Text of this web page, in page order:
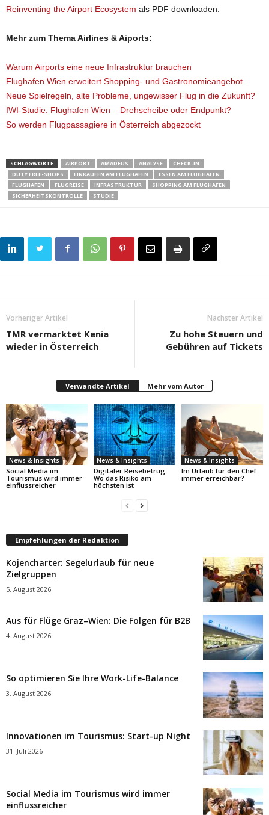
Reinventing the Airport Ecosystem als PDF downloaden.
Mehr zum Thema Airlines & Aiports:
Warum Airports eine neue Infrastruktur brauchen
Flughafen Wien erweitert Shopping- und Gastronomieangebot
Neue Spielregeln, alte Probleme, ungewisser Flug in die Zukunft?
IWI-Studie: Flughafen Wien – Drehscheibe oder Endpunkt?
So werden Flugpassagiere in Österreich abgezockt
SCHLAGWORTE AIRPORT AMADEUS ANALYSE
CHECK-IN
DUTY FREE-SHOPS
EINKAUFEN AM FLUGHAFEN
ESSEN AM FLUGHAFEN
FLUGHAFEN
FLUGREISE INFRASTRUKTUR
SHOPPING AM FLUGHAFEN
SICHERHEITSKONTROLLE
STUDIE
Vorheriger Artikel
TMR vermarktet Kenia
wieder in Österreich
Nächster Artikel
Zu hohe Steuern und
Gebühren auf Tickets
Verwandte Artikel Mehr vom Autor
News & Insights
Social Media im
Tourismus wird immer
einflussreicher
News & Insights
Digitaler Reisebetrug:
Wo das Risiko am
höchsten ist
News & Insights
Im Urlaub für den Chef
immer erreichbar?
Empfehlungen der Redaktion
Kojencharter: Segelurlaub für neue
Zielgruppen
5. August 2026
Aus für Flüge Graz–Wien: Die Folgen für B2B
4. August 2026
So optimieren Sie Ihre Work-Life-Balance
3. August 2026
Innovationen im Tourismus: Start-up Night
31. Juli 2026
Social Media im Tourismus wird immer
einflussreicher